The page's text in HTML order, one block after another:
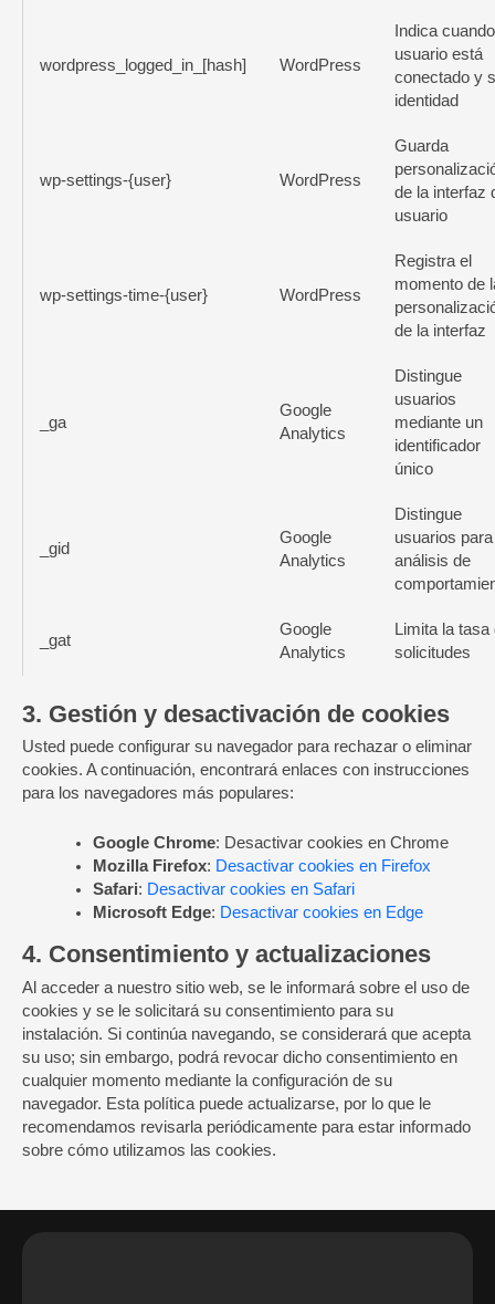
wordpress_logged_in_[hash] WordPress
Indica
usuario está
conectado y
identidad
wp-settings-{user} WordPress
Guarda
de la interfaz
usuario
wp-settings-time-{user} WordPress
Registra el
momento de
de la interfaz
_ga
Google
Analytics
Distingue
usuarios
mediante un
identificador
único
_gid
Google
Analytics
Distingue
usuarios para
análisis de
_gat
Google
Analytics
Limita la tasa
solicitudes
3. Gestión y desactivación de cookies
Usted puede configurar su navegador para rechazar o eliminar
cookies. A continuación, encontrará enlaces con instrucciones
para los navegadores más populares:
Google Chrome: Desactivar cookies en Chrome
Mozilla Firefox: Desactivar cookies en Firefox
Safari: Desactivar cookies en Safari
Microsoft Edge: Desactivar cookies en Edge
4. Consentimiento y actualizaciones
Al acceder a nuestro sitio web, se le informará sobre el uso de
cookies y se le solicitará su consentimiento para su
instalación. Si continúa navegando, se considerará que acepta
su uso; sin embargo, podrá revocar dicho consentimiento en
cualquier momento mediante la configuración de su
navegador. Esta política puede actualizarse, por lo que le
recomendamos revisarla periódicamente para estar informado
sobre cómo utilizamos las cookies.